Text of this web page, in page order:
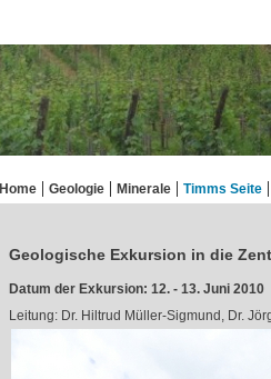
Home Geologie Minerale Timms Seite
Geologische Exkursion in die
Datum der Exkursion: 12. - 13. Juni 2010
Leitung: Dr. Hiltrud Müller-Sigmund, Dr.